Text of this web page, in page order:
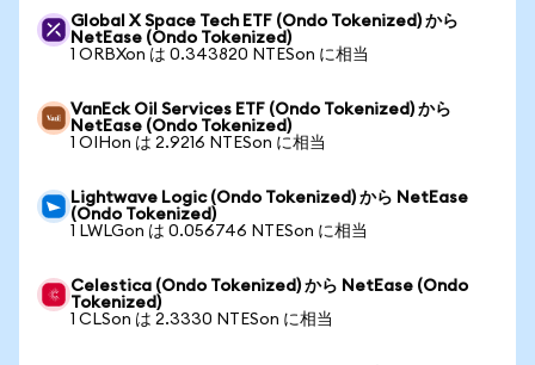
Global X Space Tech ETF (Ondo Tokenized) から
NetEase (Ondo Tokenized)
1 ORBXon は 0.343820 NTESon に相当
VanEck Oil Services ETF (Ondo Tokenized) から
NetEase (Ondo Tokenized)
1 OIHon は 2.9216 NTESon に相当
Lightwave Logic (Ondo Tokenized) から NetEase
(Ondo Tokenized)
1 LWLGon は 0.056746 NTESon に相当
Celestica (Ondo Tokenized) から NetEase (Ondo
Tokenized)
1 CLSon は 2.3330 NTESon に相当